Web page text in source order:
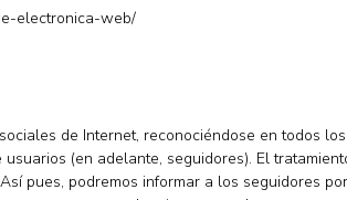
electronica-web/
de Internet, reconociéndose en todos
(en adelante, seguidores). El
pues, podremos informar a los seguidores